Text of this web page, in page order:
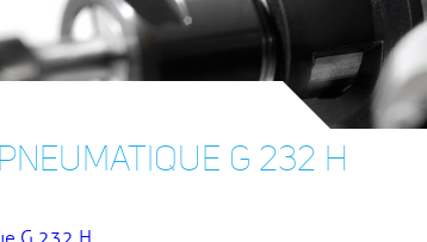
PNEUMATIQUE G 232 H